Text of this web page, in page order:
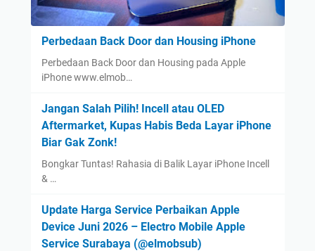
Perbedaan Back Door dan Housing iPhone
Perbedaan Back Door dan Housing pada Apple
iPhone www.elmob…
Jangan Salah Pilih! Incell atau OLED
Aftermarket, Kupas Habis Beda Layar iPhone
Biar Gak Zonk!
Bongkar Tuntas! Rahasia di Balik Layar iPhone Incell
& …
Update Harga Service Perbaikan Apple
Device Juni 2026 – Electro Mobile Apple
Service Surabaya (@elmobsub)